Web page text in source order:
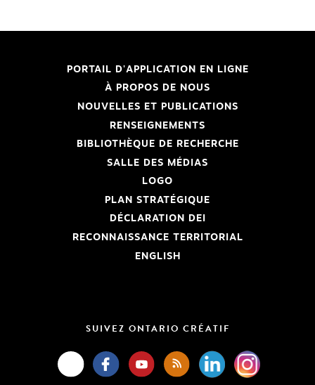
PORTAIL D'APPLICATION EN LIGNE
À PROPOS DE NOUS
NOUVELLES ET PUBLICATIONS
RENSEIGNEMENTS
BIBLIOTHÈQUE DE RECHERCHE
SALLE DES MÉDIAS
LOGO
PLAN STRATÉGIQUE
DÉCLARATION DEI
RECONNAISSANCE TERRITORIAL
ENGLISH
SUIVEZ ONTARIO CRÉATIF